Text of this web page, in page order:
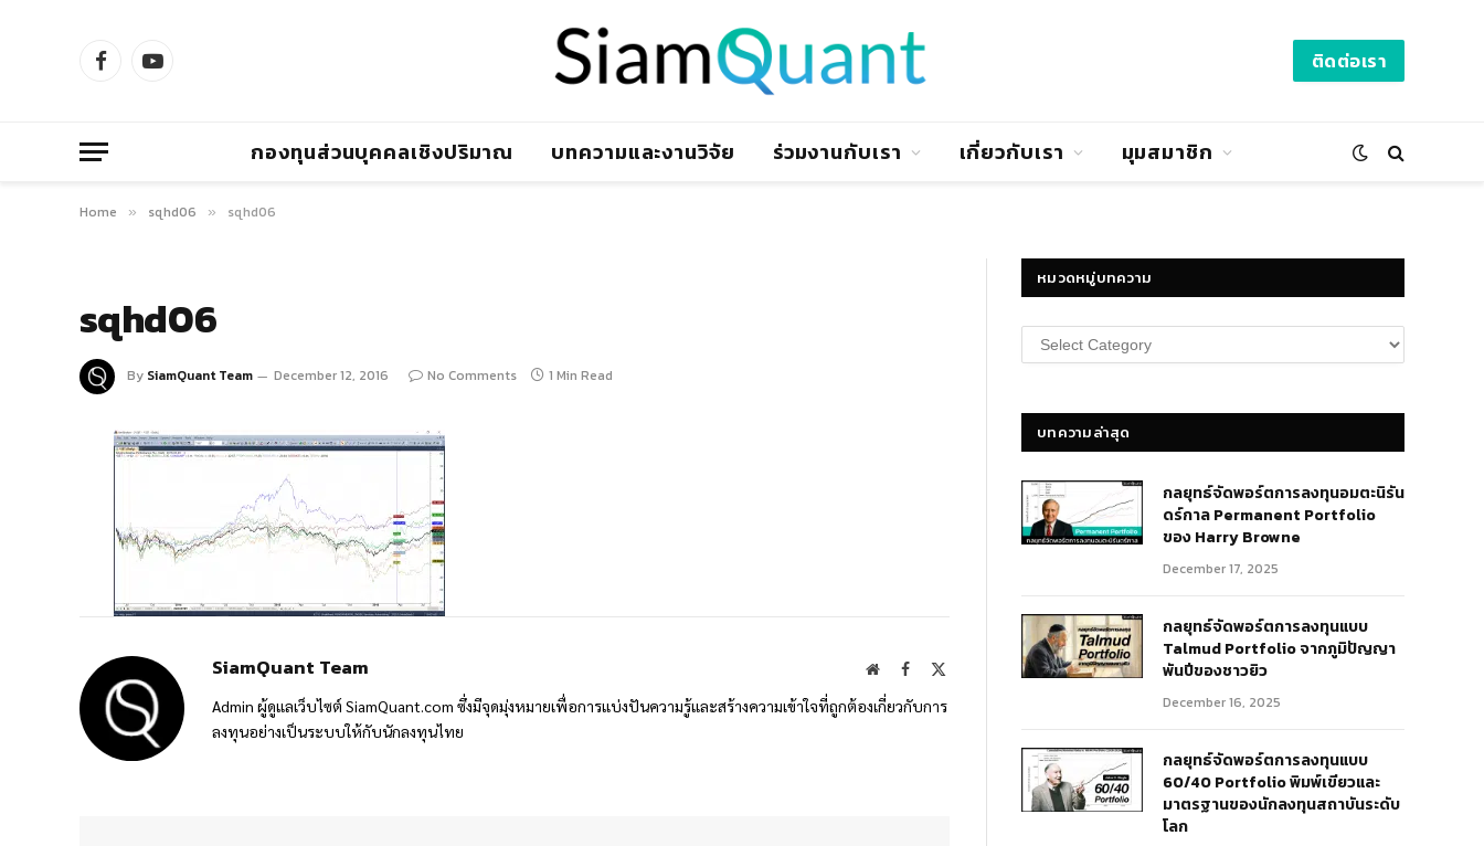
FacebookYouTube ติดต่อเรา
กองทุนส่วนบุคคลเชิงปริมาณ บทความและงานวิจัย ร่วมงานกับเรา เกี่ยวกับเรา มุมสมาชิก
Home » sqhd06 » sqhd06
sqhd06
By SiamQuant Team December 12, 2016 No Comments 1 Min Read
SiamQuant Team WebsiteFacebook
Admin ผู้ดูแลเว็บไซต์ SiamQuant.com ซึ่งมีจุดมุ่งหมายเพื่อการแบ่งปันความรู้และสร้างความเข้าใจที่ถูกต้องเกี่ยวกับการ
ลงทุนอย่างเป็นระบบให้กับนักลงทุนไทย
หมวดหมู่บทความ
หมวด
หมู่
บทความล่าสุด
กลยุทธ์​จัดพอร์ตการลงทุนอมตะนิรัน
ดร์กาล Permanent Portfolio
ของ Harry Browne
December 17, 2025
กลยุทธ์จัดพอร์ตการลงทุนแบบ
Talmud Portfolio จากภูมิปัญญา
พันปีของชาวยิว
December 16, 2025
กลยุทธ์จัดพอร์ตการลงทุนแบบ
60/40 Portfolio พิมพ์เขียวและ
มาตรฐานของนักลงทุนสถาบันระดับ
โลก